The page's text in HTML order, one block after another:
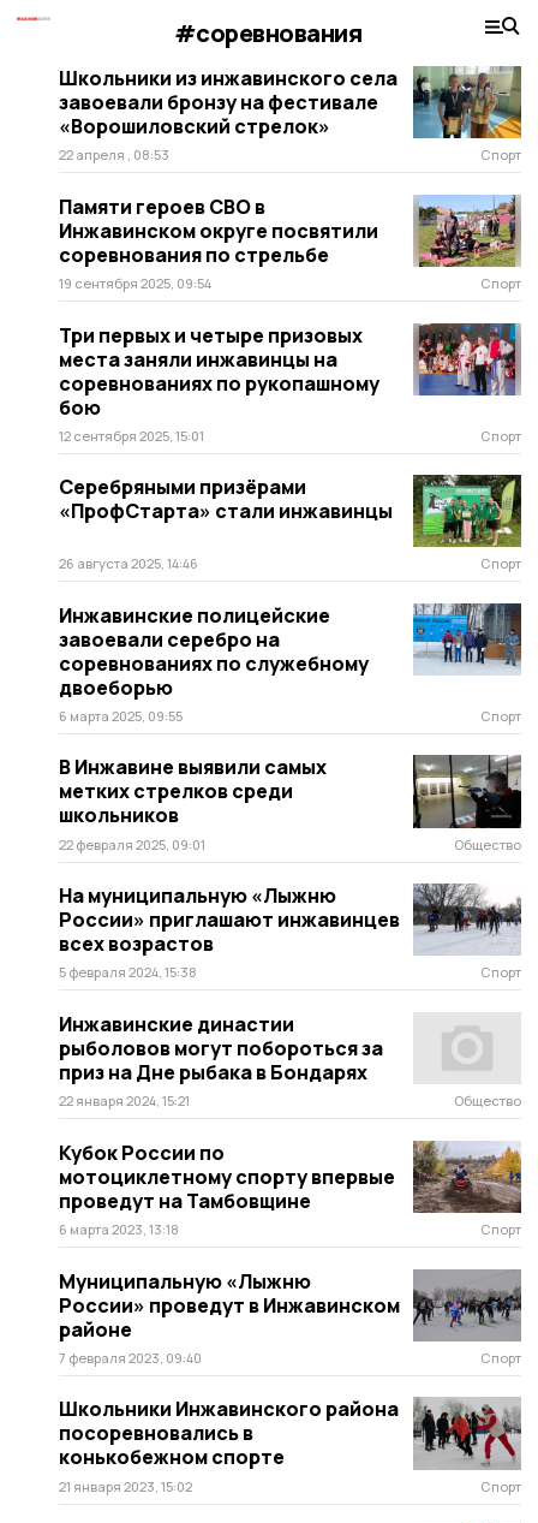
#соревнования
Школьники из инжавинского села
завоевали бронзу на фестивале
«Ворошиловский стрелок»
22 апреля , 08:53 Спорт
Памяти героев СВО в
Инжавинском округе посвятили
соревнования по стрельбе
19 сентября 2025, 09:54 Спорт
Три первых и четыре призовых
места заняли инжавинцы на
соревнованиях по рукопашному
бою
12 сентября 2025, 15:01 Спорт
Cеребряными призёрами
«ПрофСтарта» стали инжавинцы
26 августа 2025, 14:46 Спорт
Инжавинские полицейские
завоевали серебро на
соревнованиях по служебному
двоеборью
6 марта 2025, 09:55 Спорт
В Инжавине выявили самых
метких стрелков среди
школьников
22 февраля 2025, 09:01 Общество
На муниципальную «Лыжню
России» приглашают инжавинцев
всех возрастов
5 февраля 2024, 15:38 Спорт
Инжавинские династии
рыболовов могут побороться за
приз на Дне рыбака в Бондарях
22 января 2024, 15:21 Общество
Кубок России по
мотоциклетному спорту впервые
проведут на Тамбовщине
6 марта 2023, 13:18 Спорт
Муниципальную «Лыжню
России» проведут в Инжавинском
районе
7 февраля 2023, 09:40 Спорт
Школьники Инжавинского района
посоревновались в
конькобежном спорте
21 января 2023, 15:02 Спорт